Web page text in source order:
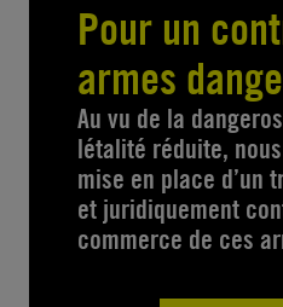
Pour un
armes
Au vu de la
létalité réduite,
mise en place d’un
et juridiquement
commerce de ces